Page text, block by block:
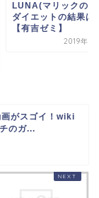
LUNA(マリックの娘
ダイエットの結果は
【有吉ゼミ】
2019年10
がスゴイ！wiki
のガ...